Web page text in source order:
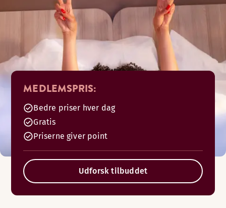
MEDLEMSPRIS:
Bedre priser hver dag
Gratis
Priserne giver point
Udforsk tilbuddet